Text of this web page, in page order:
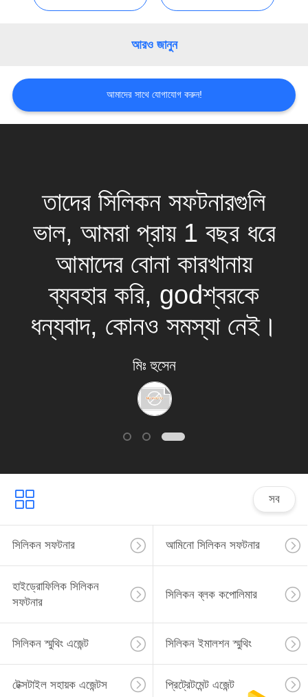
PRIVACY
POLICY
আরও জানুন
আমাদের সাথে যোগাযোগ করুন!
তাদের সিলিকন সফটনারগুলি
ভাল, আমরা প্রায় 1 বছর ধরে
আমাদের বোনা কারখানায়
ব্যবহার করি, godশ্বরকে
ধন্যবাদ, কোনও সমস্যা নেই।
মিঃ হুসেন
সব
সিলিকন সফটনার আমিনো সিলিকন সফটনার
হাইড্রোফিলিক সিলিকন
সফটনার
সিলিকন ব্লক কপোলিমার
সিলিকন স্মুথিং এজেন্ট সিলিকন ইমালশন স্মুথিং
টেক্সটাইল সহায়ক এজেন্টস প্রিট্রেটমেন্ট এজেন্ট